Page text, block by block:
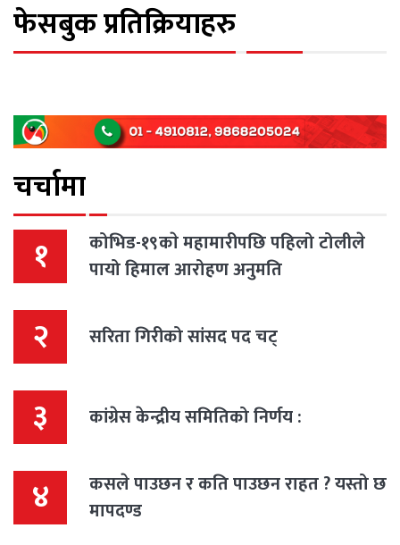
फेसबुक प्रतिक्रियाहरु
चर्चामा
१
कोभिड-१९काे महामारीपछि पहिलो टोलीले
पायो हिमाल आरोहण अनुमति
२ सरिता गिरीको सांसद पद चट्
३ कांग्रेस केन्द्रीय समितिको निर्णय :
४
कसले पाउछन र कति पाउछन राहत ? यस्तो छ
मापदण्ड